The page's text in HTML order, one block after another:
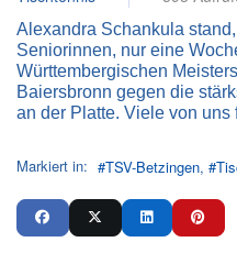
Alexandra Schankula
Seniorinnen, nur eine
Württembergischen
Baiersbronn gegen die
an der Platte. Viele von uns
Markiert in: TSV-Betzingen